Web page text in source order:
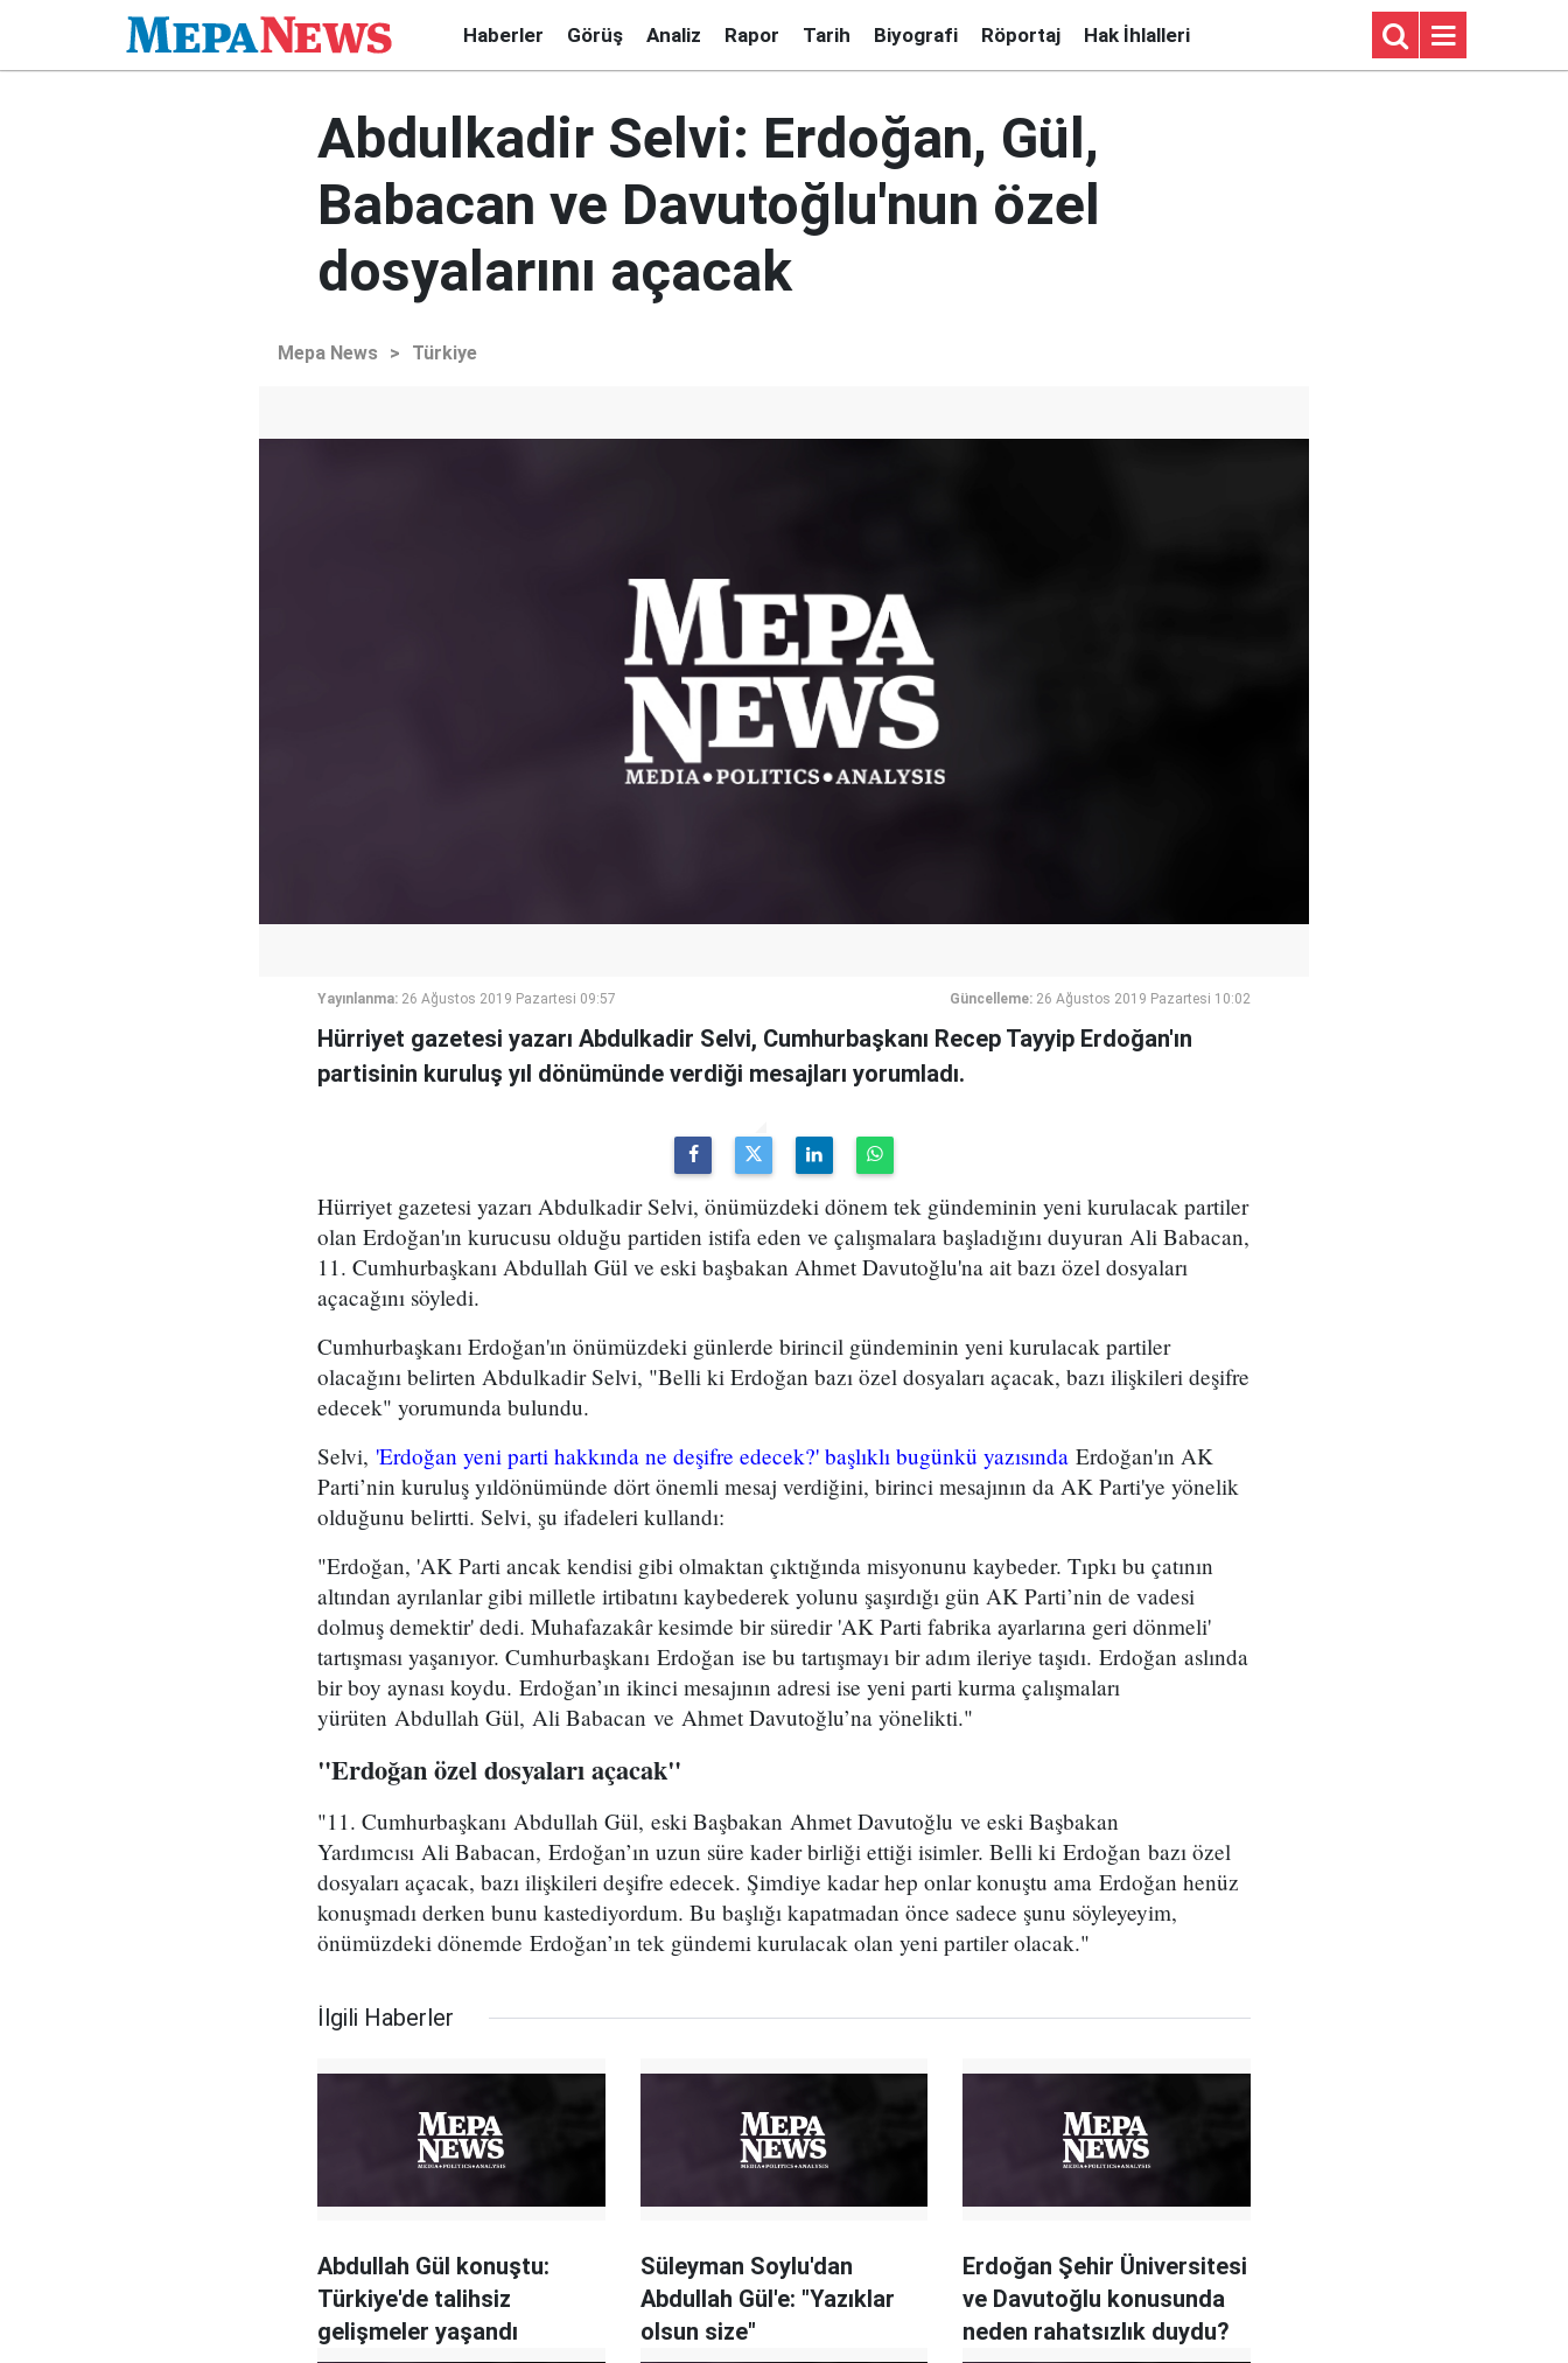
Haberler Görüş Analiz Rapor Tarih Biyografi Röportaj Hak İhlalleri
Abdulkadir Selvi: Erdoğan, Gül,
Babacan ve Davutoğlu'nun özel
dosyalarını açacak
Mepa News > Türkiye
Yayınlanma: 26 Ağustos 2019 Pazartesi 09:57 Güncelleme: 26 Ağustos 2019 Pazartesi 10:02
Hürriyet gazetesi yazarı Abdulkadir Selvi, Cumhurbaşkanı Recep Tayyip Erdoğan'ın
partisinin kuruluş yıl dönümünde verdiği mesajları yorumladı.
Hürriyet gazetesi yazarı Abdulkadir Selvi, önümüzdeki dönem tek gündeminin yeni kurulacak partiler
olan Erdoğan'ın kurucusu olduğu partiden istifa eden ve çalışmalara başladığını duyuran Ali Babacan,
11. Cumhurbaşkanı Abdullah Gül ve eski başbakan Ahmet Davutoğlu'na ait bazı özel dosyaları
açacağını söyledi.
Cumhurbaşkanı Erdoğan'ın önümüzdeki günlerde birincil gündeminin yeni kurulacak partiler
olacağını belirten Abdulkadir Selvi, "Belli ki Erdoğan bazı özel dosyaları açacak, bazı ilişkileri deşifre
edecek" yorumunda bulundu.
Selvi, 'Erdoğan yeni parti hakkında ne deşifre edecek?' başlıklı bugünkü yazısında Erdoğan'ın AK
Parti’nin kuruluş yıldönümünde dört önemli mesaj verdiğini, birinci mesajının da AK Parti'ye yönelik
olduğunu belirtti. Selvi, şu ifadeleri kullandı:
"Erdoğan, 'AK Parti ancak kendisi gibi olmaktan çıktığında misyonunu kaybeder. Tıpkı bu çatının
altından ayrılanlar gibi milletle irtibatını kaybederek yolunu şaşırdığı gün AK Parti’nin de vadesi
dolmuş demektir' dedi. Muhafazakâr kesimde bir süredir 'AK Parti fabrika ayarlarına geri dönmeli'
tartışması yaşanıyor. Cumhurbaşkanı Erdoğan ise bu tartışmayı bir adım ileriye taşıdı. Erdoğan aslında
bir boy aynası koydu. Erdoğan’ın ikinci mesajının adresi ise yeni parti kurma çalışmaları
yürüten Abdullah Gül, Ali Babacan ve Ahmet Davutoğlu’na yönelikti."
"Erdoğan özel dosyaları açacak"
"11. Cumhurbaşkanı Abdullah Gül, eski Başbakan Ahmet Davutoğlu ve eski Başbakan
Yardımcısı Ali Babacan, Erdoğan’ın uzun süre kader birliği ettiği isimler. Belli ki Erdoğan bazı özel
dosyaları açacak, bazı ilişkileri deşifre edecek. Şimdiye kadar hep onlar konuştu ama Erdoğan henüz
konuşmadı derken bunu kastediyordum. Bu başlığı kapatmadan önce sadece şunu söyleyeyim,
önümüzdeki dönemde Erdoğan’ın tek gündemi kurulacak olan yeni partiler olacak."
İlgili Haberler
Abdullah Gül konuştu:
Türkiye'de talihsiz
gelişmeler yaşandı
Süleyman Soylu'dan
Abdullah Gül'e: "Yazıklar
olsun size"
Erdoğan Şehir Üniversitesi
ve Davutoğlu konusunda
neden rahatsızlık duydu?